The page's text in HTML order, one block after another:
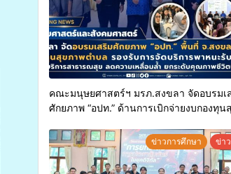
คณะมนุษยศาสตร์ฯ มรภ.สงขลา จัดอบรมเ
ศักยภาพ “อปท.” ด้านการเบิกจ่ายงบกองทุน
ทุพพลภาพเพื่อเข้ารับบริการสาธารณสุข ล
เหลื่อมล้ำ ยกระดับคุณภาพชีวิตประชาชนอ
ยั่งยืน
ข่าวการศึกษา ข่า